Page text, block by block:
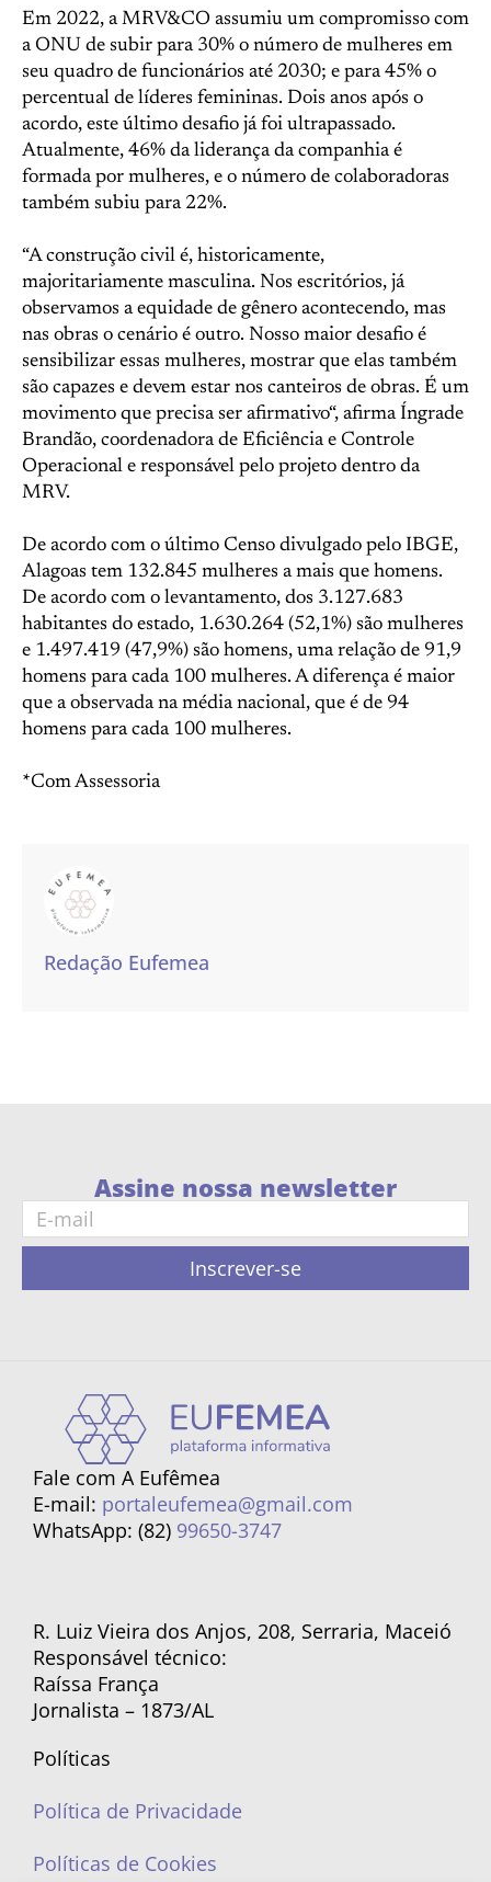
Em 2022, a MRV&CO assumiu um compromisso com
a ONU de subir para 30% o número de mulheres em
seu quadro de funcionários até 2030; e para 45% o
percentual de líderes femininas. Dois anos após o
acordo, este último desafio já foi ultrapassado.
Atualmente, 46% da liderança da companhia é
formada por mulheres, e o número de colaboradoras
também subiu para 22%.
“A construção civil é, historicamente,
majoritariamente masculina. Nos escritórios, já
observamos a equidade de gênero acontecendo, mas
nas obras o cenário é outro. Nosso maior desafio é
sensibilizar essas mulheres, mostrar que elas também
são capazes e devem estar nos canteiros de obras. É um
movimento que precisa ser afirmativo“, afirma Íngrade
Brandão, coordenadora de Eficiência e Controle
Operacional e responsável pelo projeto dentro da
MRV.
De acordo com o último Censo divulgado pelo IBGE,
Alagoas tem 132.845 mulheres a mais que homens.
De acordo com o levantamento, dos 3.127.683
habitantes do estado, 1.630.264 (52,1%) são mulheres
e 1.497.419 (47,9%) são homens, uma relação de 91,9
homens para cada 100 mulheres. A diferença é maior
que a observada na média nacional, que é de 94
homens para cada 100 mulheres.
*Com Assessoria
Redação Eufemea
Assine nossa newsletter
Inscrever-se
Fale com A Eufêmea
E-mail: portaleufemea@gmail.com
WhatsApp: (82) 99650-3747
R. Luiz Vieira dos Anjos, 208, Serraria, Maceió
Responsável técnico:
Raíssa França
Jornalista – 1873/AL
Políticas
Política de Privacidade
Políticas de Cookies